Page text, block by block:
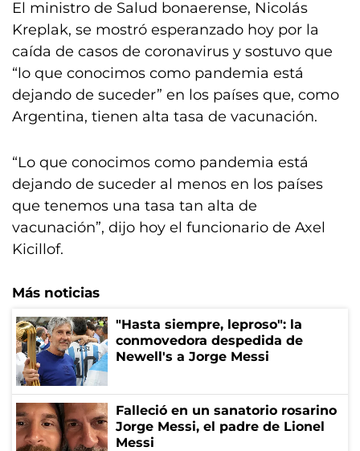
El ministro de Salud bonaerense, Nicolás
Kreplak, se mostró esperanzado hoy por la
caída de casos de coronavirus y sostuvo que
“lo que conocimos como pandemia está
dejando de suceder” en los países que, como
Argentina, tienen alta tasa de vacunación.
“Lo que conocimos como pandemia está
dejando de suceder al menos en los países
que tenemos una tasa tan alta de
vacunación”, dijo hoy el funcionario de Axel
Kicillof.
Más noticias
"Hasta siempre, leproso": la
conmovedora despedida de
Newell's a Jorge Messi
Falleció en un sanatorio rosarino
Jorge Messi, el padre de Lionel
Messi